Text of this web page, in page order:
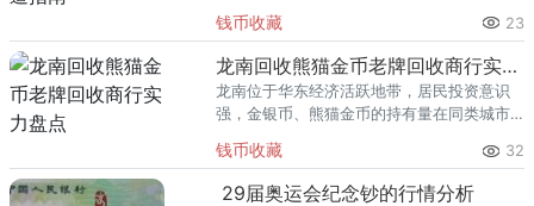
熊猫金币的需求就明显升温，但鱼龙混杂的
回收渠道里，能精准识别版别溢
钱币收藏 23
龙南回收熊猫金币老牌回收商行实力盘点
龙南位于华东经济活跃地带，居民投资意识
强，金银币、熊猫金币的持有量在同类城市
熊猫金币的需求就明显升温，但鱼龙混杂的
回收渠道里，能精准识别版别溢
钱币收藏 32
29届奥运会纪念钞的行情分析